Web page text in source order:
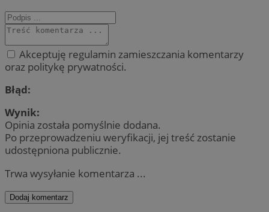
Akceptuję regulamin zamieszczania komentarzy
oraz politykę prywatności.
Błąd:
Wynik:
Opinia została pomyślnie dodana.
Po przeprowadzeniu weryfikacji, jej treść zostanie
udostępniona publicznie.
Trwa wysyłanie komentarza ...
Dodaj komentarz